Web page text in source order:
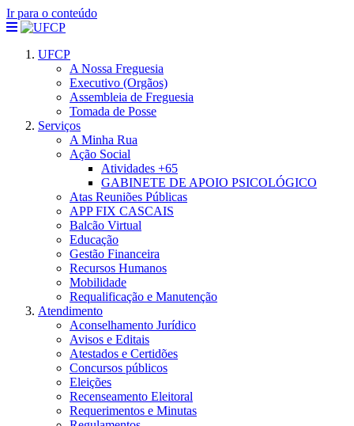
Ir para o conteúdo
UFCP
A Nossa Freguesia
Executivo (Orgãos)
Assembleia de Freguesia
Tomada de Posse
Serviços
A Minha Rua
Ação Social
Atividades +65
GABINETE DE APOIO PSICOLÓGICO
Atas Reuniões Públicas
APP FIX CASCAIS
Balcão Virtual
Educação
Gestão Financeira
Recursos Humanos
Mobilidade
Requalificação e Manutenção
Atendimento
Aconselhamento Jurídico
Avisos e Editais
Atestados e Certidões
Concursos públicos
Eleições
Recenseamento Eleitoral
Requerimentos e Minutas